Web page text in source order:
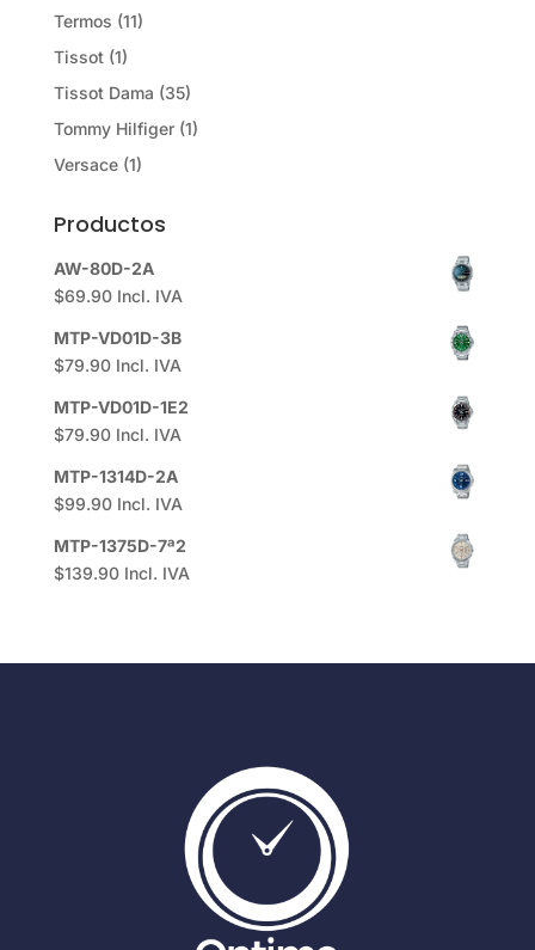
Termos (11)
Tissot (1)
Tissot Dama (35)
Tommy Hilfiger (1)
Versace (1)
Productos
AW-80D-2A
$69.90 Incl. IVA
MTP-VD01D-3B
$79.90 Incl. IVA
MTP-VD01D-1E2
$79.90 Incl. IVA
MTP-1314D-2A
$99.90 Incl. IVA
MTP-1375D-7ª2
$139.90 Incl. IVA